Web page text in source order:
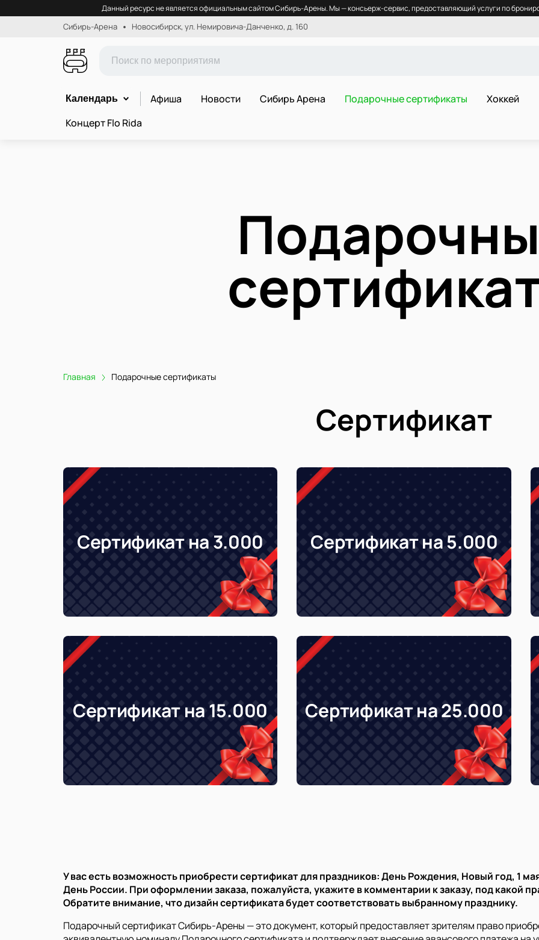
Данный ресурс не является официальным сайтом Сибирь-Арены. Мы — консьерж-сервис, предоставляющий услуги по
Сибирь-Арена Новосибирск, ул. Немировича-Данченко, д. 160
Календарь Афиша Новости Сибирь Арена Подарочные сертификаты Хоккей
Концерт Flo Rida
Главная Подарочные сертификаты
Сертификат
Сертификат на 3.000 Сертификат на 5.000
Сертификат на 15.000 Сертификат на 25.000
У вас есть возможность приобрести сертификат для праздников: День Рождения, Новый год, 1
День России. При оформлении заказа, пожалуйста, укажите в комментарии к заказу, под какой
Обратите внимание, что дизайн сертификата будет соответствовать выбранному празднику.
Подарочный сертификат Сибирь-Арены — это документ, который предоставляет зрителям право